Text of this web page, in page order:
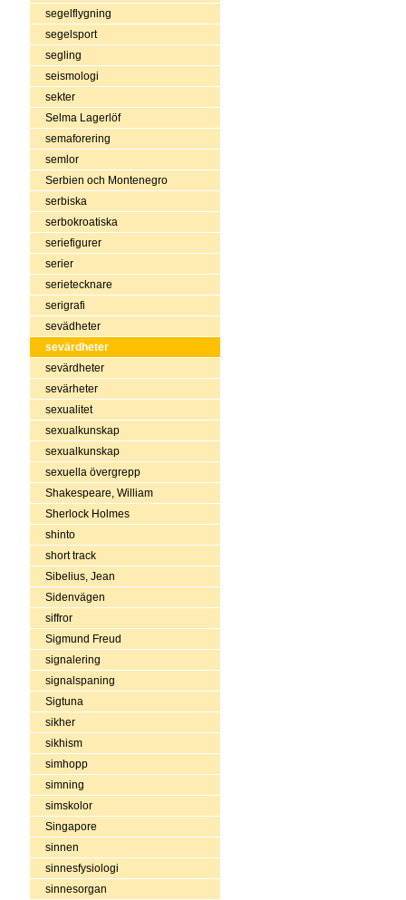
segelflygning
segelsport
segling
seismologi
sekter
Selma Lagerlöf
semaforering
semlor
Serbien och Montenegro
serbiska
serbokroatiska
seriefigurer
serier
serietecknare
serigrafi
sevädheter
sevärdheter
sevärdheter
sevärheter
sexualitet
sexualkunskap
sexualkunskap
sexuella övergrepp
Shakespeare, William
Sherlock Holmes
shinto
short track
Sibelius, Jean
Sidenvägen
siffror
Sigmund Freud
signalering
signalspaning
Sigtuna
sikher
sikhism
simhopp
simning
simskolor
Singapore
sinnen
sinnesfysiologi
sinnesorgan